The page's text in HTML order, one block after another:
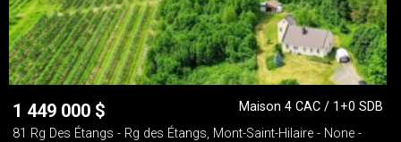
1 449 000 $
Maison 4 CAC / 1+0 SDB
81 Rg Des Étangs - Rg des Étangs, Mont-Saint-Hilaire - None -